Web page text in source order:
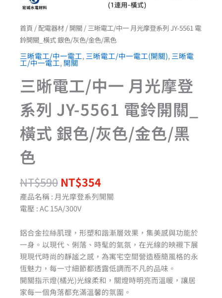
首頁 /配電器材 / 開關 / 三晰電工/中一 月光摩登系列 JY-5561 電
鈴開關_橫式 銀色/灰色/金色/黑色
三晰電工/中一電工, 三晰電工/中一電工(開關), 三晰電
工/中一電工, 開關
三晰電工/中一 月光摩登
系列 JY-5561 電鈴開關_
橫式 銀色/灰色/金色/黑
色
NT$590 NT$354
產品名稱 : 月光摩登系列開關
電壓 : AC 15A/300V
鋁合金拉絲肌理，形塑和諧漸層效果，集美感與功能於
一身。以現代、俐落、時髦的氣氛，在光線的映襯下展
現現代時尚的靜謐之感，為寓宅空間營造極簡風格的永
恆魅力，每一寸細節都透露低調而不凡的品味。
開關指示燈(橘光)光線柔和，關燈時明亮而溫暖，讓居
家每一個角落都充滿溫馨的氛圍。
色/
色/
金
色/
黑
數
量